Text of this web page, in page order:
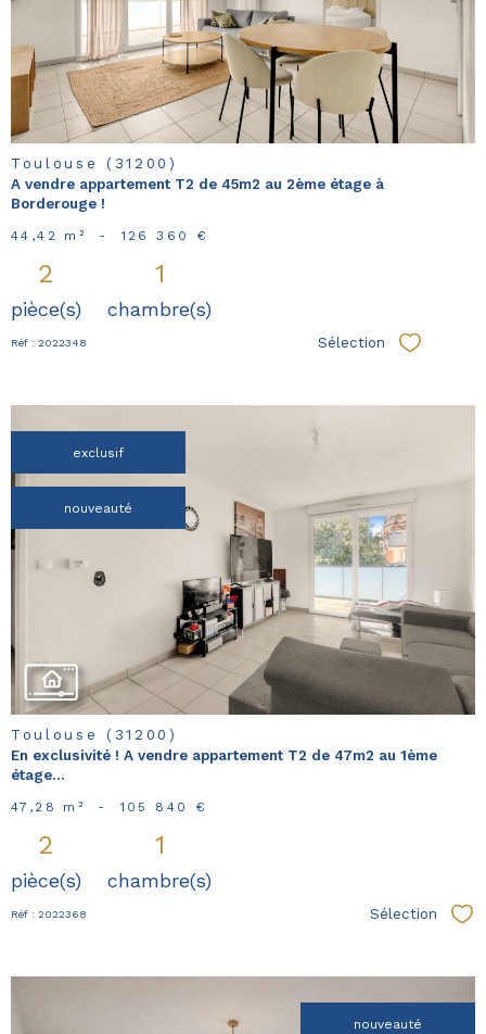
bien
Toulouse (31200)
A vendre appartement T2 de 45m2 au 2ème étage à
Borderouge !
44,42 m² - 126 360 €
2
pièce(s)
1
chambre(s)
Réf : 2022348 Sélection
exclusif
nouveauté voir le
bien
Toulouse (31200)
En exclusivité ! A vendre appartement T2 de 47m2 au 1ème
étage...
47,28 m² - 105 840 €
2
pièce(s)
1
chambre(s)
Réf : 2022368 Sélection
nouveauté